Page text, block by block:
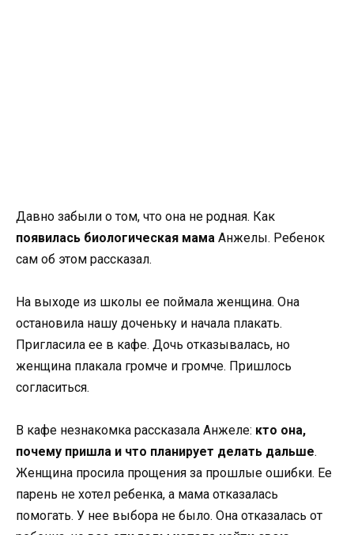
Давно забыли о том, что она не родная. Как
появилась биологическая мама Анжелы. Ребенок
сам об этом рассказал.
На выходе из школы ее поймала женщина. Она
остановила нашу доченьку и начала плакать.
Пригласила ее в кафе. Дочь отказывалась, но
женщина плакала громче и громче. Пришлось
согласиться.
В кафе незнакомка рассказала Анжеле: кто она,
почему пришла и что планирует делать дальше.
Женщина просила прощения за прошлые ошибки. Ее
парень не хотел ребенка, а мама отказалась
помогать. У нее выбора не было. Она отказалась от